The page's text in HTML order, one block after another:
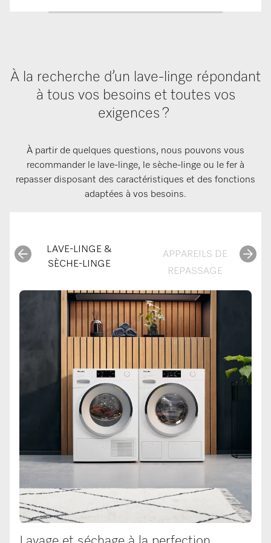
À la recherche d’un lave-linge répondant
à tous vos besoins et toutes vos
exigences ?
À partir de quelques questions, nous pouvons vous
recommander le lave-linge, le sèche-linge ou le fer à
repasser disposant des caractéristiques et des fonctions
adaptées à vos besoins.
LAVE-LINGE &
SÈCHE-LINGE
APPAREILS DE
REPASSAGE